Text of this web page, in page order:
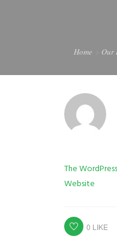
Home Our
The
Website
0 LIKE